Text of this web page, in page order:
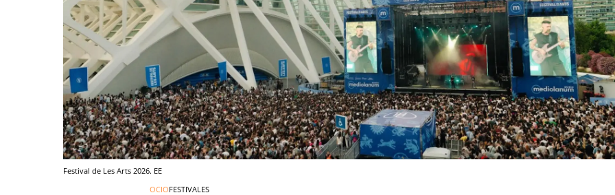
Festival de Les Arts 2026. EE
OCIOFESTIVALES